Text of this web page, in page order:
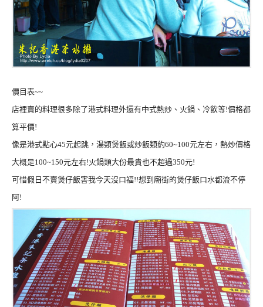
價目表~~
店裡賣的料理很多除了港式料理外還有中式熱炒、火鍋、冷飲等!價格都
算平價!
像是港式點心45元起跳，湯類煲飯或炒飯類約60~100元左右，熱炒價格
大概是100~150元左右!火鍋類大份最貴也不超過350元!
可惜假日不賣煲仔飯害我今天沒口福!!想到廟街的煲仔飯口水都流不停
阿!